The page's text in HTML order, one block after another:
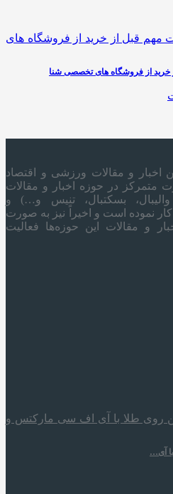
خرید از فروشگاه های تخصصی شنا
اخبار و مقالات ورزشی و اقتصاد
1395 به صورت متمرکز در حوزه اخبار و مقالات
بسکتبال، تنیس و…) و
کار نموده است و اخیراً نیز به صورت
و مقالات این حوزه‌ها فعالیت
آی…